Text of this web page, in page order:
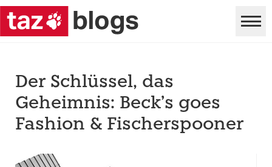
Der Schlüssel, das
Geheimnis: Beck’s goes
Fashion & Fischerspooner